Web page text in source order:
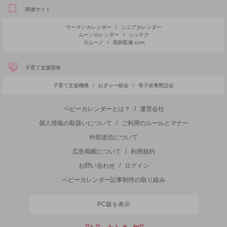
関連サイト
ウーマンカレンダー /
シニアカレンダー
ムーンカレンダー
/
シッテク
ヨムーノ
/ 医師監修.com
子育て支援団体
子育て支援機構 / おぎゃー献金 / 母子栄養懇話会
ベビーカレンダーとは？ /
運営会社
個人情報の取扱いについて
/
ご利用のルールとマナー
外部送信について
広告掲載について
/
利用規約
お問い合わせ
/
ログイン
ベビーカレンダー記事制作の取り組み
PC版を表示